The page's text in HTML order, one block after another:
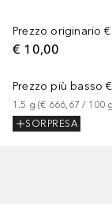
Prezzo originario
€ 10,00
Prezzo più basso
1.5 g (€ 666,67 / 100 g
SORPRESA